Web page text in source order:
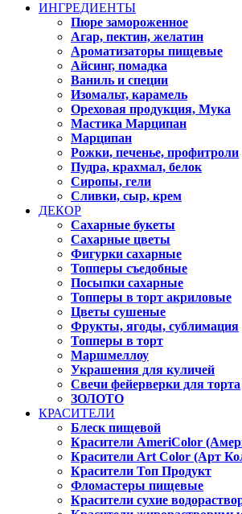
ИНГРЕДИЕНТЫ
Пюре замороженное
Агар, пектин, желатин
Ароматизаторы пищевые
Айсинг, помадка
Ваниль и специи
Изомальт, карамель
Ореховая продукция, Мука
Мастика Марципан
Марципан
Рожки, печенье, профитроли
Пудра, крахмал, белок
Сиропы, гели
Сливки, сыр, крем
ДЕКОР
Сахарные букеты
Сахарные цветы
Фигурки сахарные
Топперы съедобные
Посыпки сахарные
Топперы в торт акриловые
Цветы сушеные
Фрукты, ягоды, сублимация
Топперы в торт
Маршмеллоу
Украшения для куличей
Свечи фейерверки для торта
ЗОЛОТО
КРАСИТЕЛИ
Блеск пищевой
Красители AmeriColor
Красители Art Color (Арт
Красители Топ Продукт
Фломастеры пищевые
Красители сухие